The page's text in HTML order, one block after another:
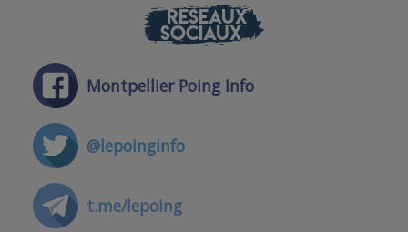
RÉSEAUX
SOCIAUX
Montpellier Poing Info
@lepoinginfo
t.me/lepoing